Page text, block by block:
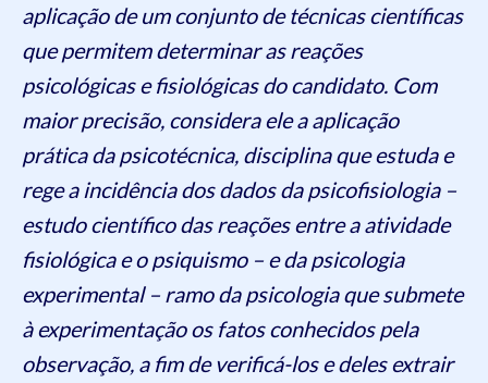
aplicação de um conjunto de técnicas científicas
que permitem determinar as reações
psicológicas e fisiológicas do candidato. Com
maior precisão, considera ele a aplicação
prática da psicotécnica, disciplina que estuda e
rege a incidência dos dados da psicofisiologia –
estudo científico das reações entre a atividade
fisiológica e o psiquismo – e da psicologia
experimental – ramo da psicologia que submete
à experimentação os fatos conhecidos pela
observação, a fim de verificá-los e deles extrair